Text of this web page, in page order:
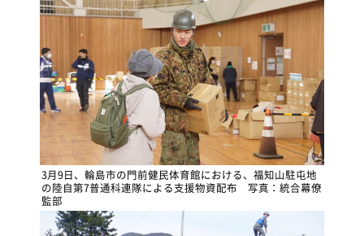
3月9日、輪島市の門前健民体育館における、福知山駐屯地
の陸自第7普通科連隊による支援物資配布 写真：統合幕僚
監部